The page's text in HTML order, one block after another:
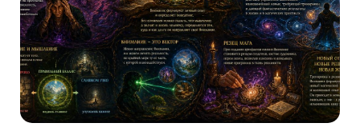
БЛОГ
ПОДАТЬ ЗАЯВКУ